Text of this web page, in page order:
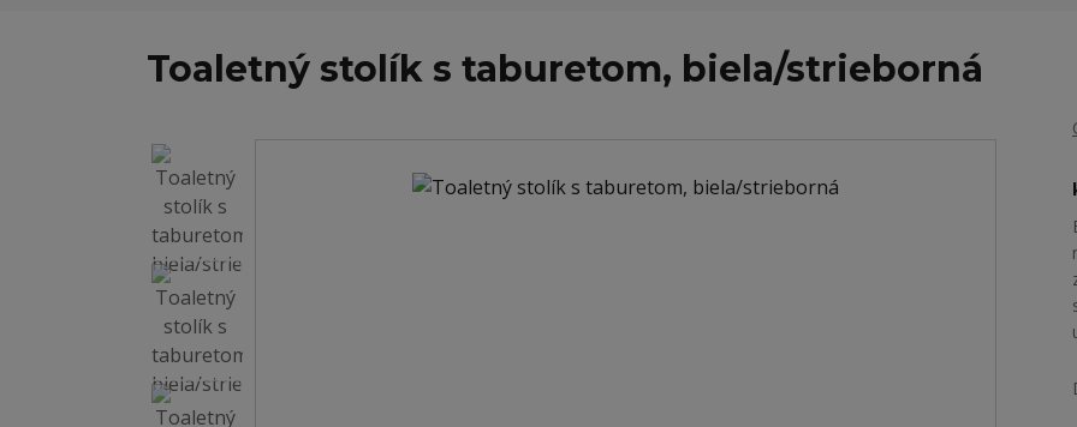
Toaletný stolík s taburetom, biela/strieborná